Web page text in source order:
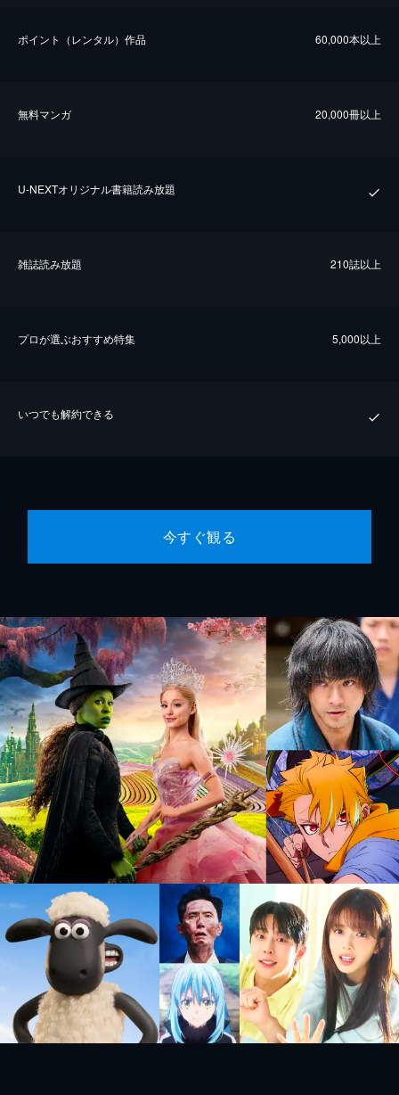
ポイント（レンタル）作品 60,000本以上
無料マンガ 20,000冊以上
U-NEXTオリジナル書籍読み放題
雑誌読み放題 210誌以上
プロが選ぶおすすめ特集 5,000以上
いつでも解約できる
今すぐ観る